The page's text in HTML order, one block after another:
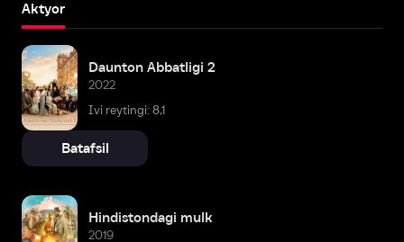
Aktyor
Daunton Abbatligi 2
2022
Ivi reytingi: 8,1
Batafsil
Hindistondagi mulk
2019